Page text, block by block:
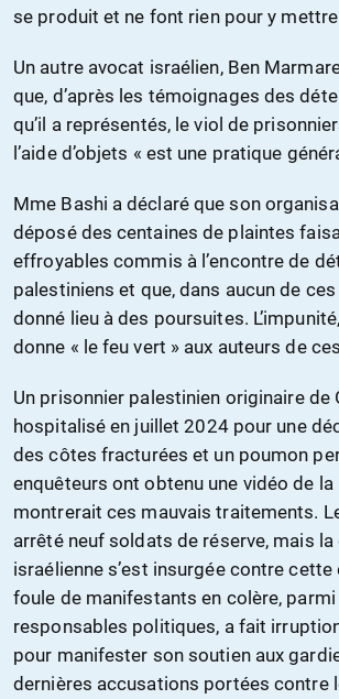
se produit et ne font rien pour y
Un autre avocat israélien, Ben
que, d’après les témoignages des
qu’il a représentés, le viol de
l’aide d’objets « est une pratique
Mme Bashi a déclaré que son
déposé des centaines de plaintes
effroyables commis à l’encontre de
palestiniens et que, dans aucun de ces
donné lieu à des poursuites.
donne « le feu vert » aux auteurs de
Un prisonnier palestinien originaire de
hospitalisé en juillet 2024 pour une
des côtes fracturées et un poumon
enquêteurs ont obtenu une vidéo de
montrerait ces mauvais traitements.
arrêté neuf soldats de réserve, mais
israélienne s’est insurgée contre cette
foule de manifestants en colère,
responsables politiques, a fait
pour manifester son soutien aux
dernières accusations portées contre